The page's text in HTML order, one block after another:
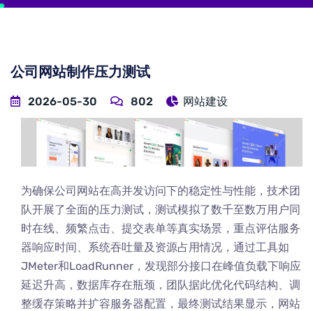
公司网站制作压力测试
2026-05-30 802 网站建设
为确保公司网站在高并发访问下的稳定性与性能，技术团
队开展了全面的压力测试，测试模拟了数千至数万用户同
时在线、频繁点击、提交表单等真实场景，重点评估服务
器响应时间、系统吞吐量及资源占用情况，通过工具如
JMeter和LoadRunner，发现部分接口在峰值负载下响应
延迟升高，数据库存在瓶颈，团队据此优化代码结构、调
整缓存策略并扩容服务器配置，最终测试结果显示，网站